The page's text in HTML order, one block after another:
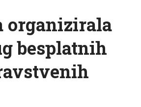
organizirala
besplatnih